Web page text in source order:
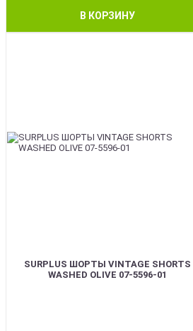
В КОРЗИНУ
SURPLUS ШОРТЫ VINTAGE SHORTS
WASHED OLIVE 07-5596-01